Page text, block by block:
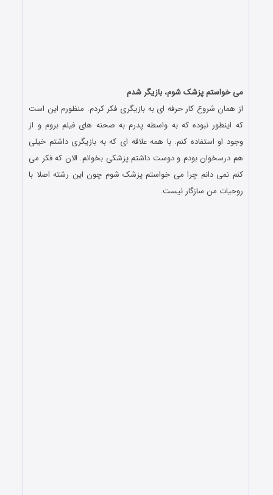
می خواستم پزشک شوم، بازیگر شدم
از همان شروع کار حرفه ای به بازیگری فکر کردم. منظورم این است
که اینطور نبوده که به واسطه پدرم به صحنه های فیلم بروم و از
وجود او استفاده کنم. با همه علاقه ای که به بازیگری داشتم خیلی
هم درسخوان بودم و دوست داشتم پزشکی بخوانم. الان که فکر می
کنم نمی دانم چرا می خواستم پزشک شوم چون این رشته اصلا با
روحیات من سازگار نیست.